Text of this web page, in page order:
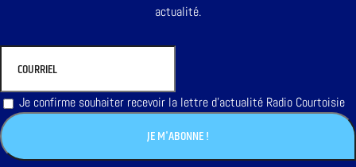
actualité.
Je confirme souhaiter recevoir la lettre d'actualité Radio Courtoisie